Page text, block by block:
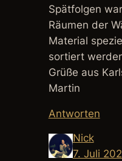
Spätfolgen
Räumen der
Material
sortiert
Grüße aus
Martin
Antworten
Nick
7. Juli